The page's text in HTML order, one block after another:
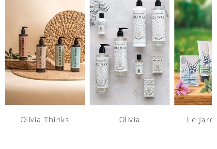
Olivia Thinks Olivia Le